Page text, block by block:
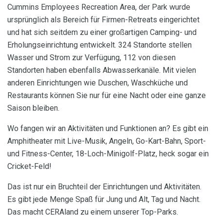
Cummins Employees Recreation Area, der Park wurde
ursprünglich als Bereich für Firmen-Retreats eingerichtet
und hat sich seitdem zu einer großartigen Camping- und
Erholungseinrichtung entwickelt. 324 Standorte stellen
Wasser und Strom zur Verfügung, 112 von diesen
Standorten haben ebenfalls Abwasserkanäle. Mit vielen
anderen Einrichtungen wie Duschen, Waschküche und
Restaurants können Sie nur für eine Nacht oder eine ganze
Saison bleiben.
Wo fangen wir an Aktivitäten und Funktionen an? Es gibt ein
Amphitheater mit Live-Musik, Angeln, Go-Kart-Bahn, Sport-
und Fitness-Center, 18-Loch-Minigolf-Platz, heck sogar ein
Cricket-Feld!
Das ist nur ein Bruchteil der Einrichtungen und Aktivitäten.
Es gibt jede Menge Spaß für Jung und Alt, Tag und Nacht.
Das macht CERAland zu einem unserer Top-Parks.